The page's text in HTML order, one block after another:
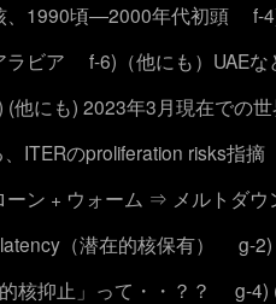
、1990頃―2000年代初頭
f-
ラビア
f-6)（他にも）UAEな
(他にも) 2023年3月現在での
ITERのproliferation risks指摘
ーン + ウォーム ⇒ メルトダウ
（潜在的核保有）
g-
核抑止」って・・？？
g-4)